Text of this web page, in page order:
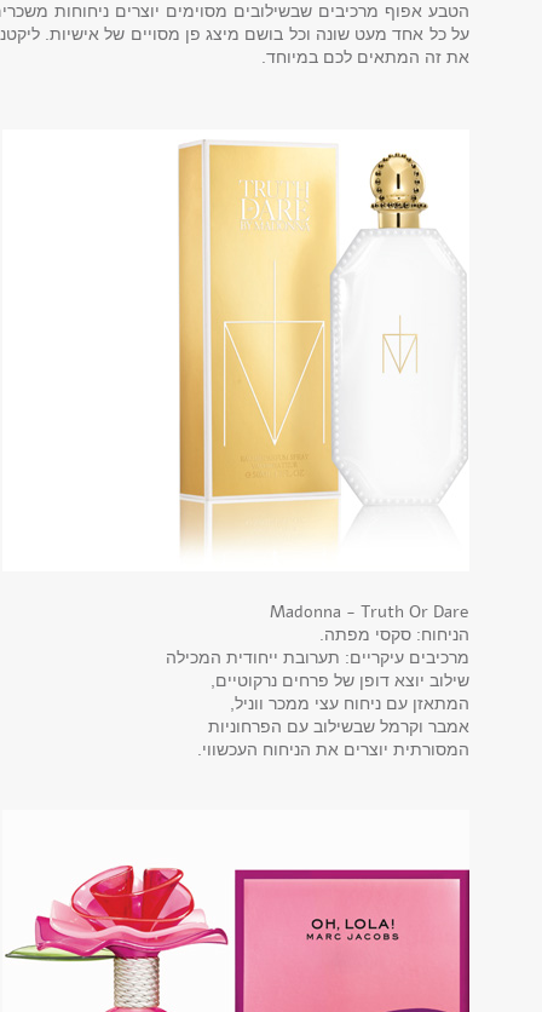
הטבע אפוף מרכיבים שבשילובים מסוימים יוצרים ניחוחות
על כל אחד מעט שונה וכל בושם מיצג פן מסויים של אישיות.
את זה המתאים לכם במיוחד.
Madonna - Truth Or Dare
הניחוח: סקסי מפתה.
מרכיבים עיקריים: תערובת ייחודית המכילה
שילוב יוצא דופן של פרחים נרקוטיים,
המתאזן עם ניחוח עצי ממכר ווניל,
אמבר וקרמל שבשילוב עם הפרחוניות
המסורתית יוצרים את הניחוח העכשווי.